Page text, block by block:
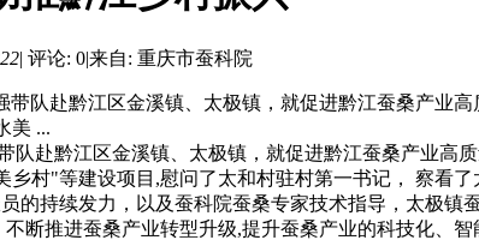
| 评论: 0|来自: 重庆市蚕科院
带队赴黔江区金溪镇、太极镇，就促进黔江蚕桑产业
美 ...
赴黔江区金溪镇、太极镇，就促进黔江蚕桑产业高
乡村"等建设项目,慰问了太和村驻村第一书记， 察看
的持续发力，以及蚕科院蚕桑专家技术指导，太极
断推进蚕桑产业转型升级,提升蚕桑产业的科技化、